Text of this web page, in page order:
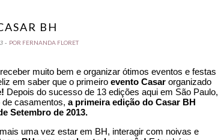
BH
- POR FERNANDA FLORET
muito bem e organizar ótimos eventos e festas
em saber que o primeiro evento Casar organizado
Depois do sucesso de 13 edições aqui em São Paulo,
casamentos, a primeira edição do Casar BH
Setembro de 2013.
uma vez estar em BH, interagir com noivas e